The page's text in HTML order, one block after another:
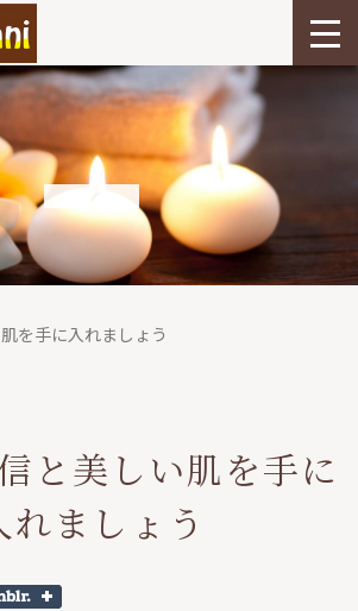
を手に入れましょう
と美しい肌を手に
れましょう